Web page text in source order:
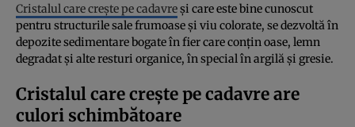
Cristalul care crește pe cadavreși care este bine cunoscut
pentru structurile sale frumoase și viu colorate, se dezvoltă în
depozite sedimentare bogate în fier care conțin oase, lemn
degradat și alte resturi organice, în special în argilă și gresie.
Cristalul care crește pe cadavre are
culori schimbătoare